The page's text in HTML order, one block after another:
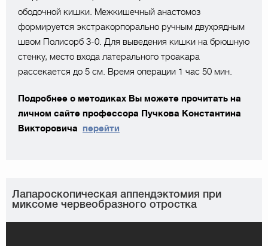
ободочной кишки. Межкишечный анастомоз
формируется экстракорпорально ручным двухрядным
швом Полисорб 3-0. Для выведения кишки на брюшную
стенку, место входа латерального троакара
рассекается до 5 см. Время операции 1 час 50 мин.
Подробнее о методиках Вы можете прочитать на
личном сайте профессора Пучкова Константина
Викторовича перейти
Лапароскопическая аппендэктомия при
миксоме червеобразного отростка